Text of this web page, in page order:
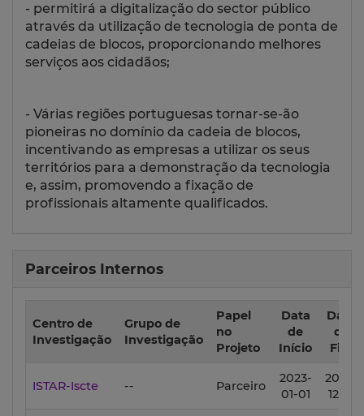
- permitirá a digitalização do sector público
através da utilização de tecnologia de ponta de
cadeias de blocos, proporcionando melhores
serviços aos cidadãos;
- Várias regiões portuguesas tornar-se-ão
pioneiras no domínio da cadeia de blocos,
incentivando as empresas a utilizar os seus
territórios para a demonstração da tecnologia
e, assim, promovendo a fixação de
profissionais altamente qualificados.
Parceiros Internos
Centro de
Investigação
Grupo de
Investigação
Papel
no
Projeto
Data
de
Início
Data
de
Fim
ISTAR-Iscte -- Parceiro
2023-
01-01
2025-
12-31